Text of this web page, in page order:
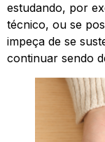
estudando, por
técnico, ou se
impeça de se
continuar sendo